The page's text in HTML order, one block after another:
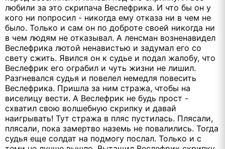
любили за это скрипача Веслефрика. И что бы он у
кого ни попросил - никогда ему отказа ни в чем не
было. Только и сам он по доброте своей никогда ни
в чем людям не отказывал. А ленсман возненавидел
Веслефрика лютой ненавистью и задумал его со
свету сжить. Явился он к судье и подал жалобу, что
Веслефрик его ограбил и чуть жизни не лишил.
Разгневался судья и повелел немедля повесить
Веслефрика. Пришла за ним стража, чтобы на
виселицу вести. А Веслефрик не будь прост -
схватил свою волшебную скрипку и давай
наигрывать! Тут стража в пляс пустилась. Плясали,
плясали, пока замертво наземь не повалились. Тогда
судья еще солдат на подмогу послал. Только и с